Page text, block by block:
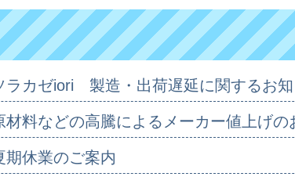
ラカゼiori 製造・出荷遅延に関するお
材料などの高騰によるメーカー値上げの
期休業のご案内